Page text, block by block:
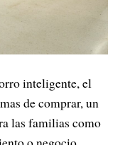
inteligente, el
de comprar, un
las familias como